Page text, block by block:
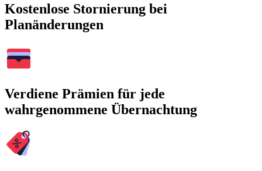
Kostenlose Stornierung bei
Planänderungen
Verdiene Prämien für jede
wahrgenommene Übernachtung